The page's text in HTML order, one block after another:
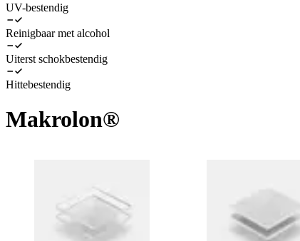
UV-bestendig
Reinigbaar met alcohol
Uiterst schokbestendig
Hittebestendig
Makrolon®